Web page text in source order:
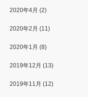
2020年4月 (2)
2020年2月 (11)
2020年1月 (8)
2019年12月 (13)
2019年11月 (12)